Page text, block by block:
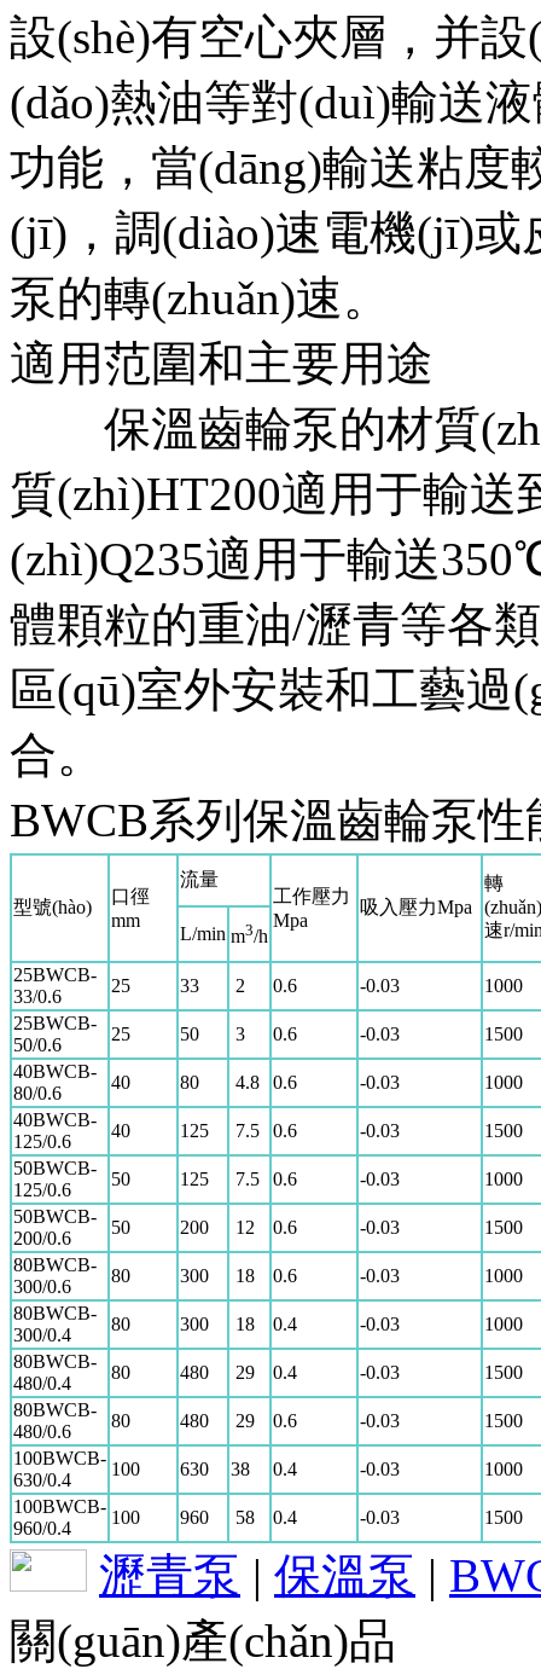
設(shè)有空心夾層，并
(dǎo)熱油等對(duì)輸送液
功能，當(dāng)輸送
(jī)，調(diào)速電機
泵的轉(zhuǎn)速。
適用范圍和主要用途
保溫齒輪泵的材質
質(zhì)HT200適用于輸送
(zhì)Q235適用于輸送
體顆粒的重油/瀝青等各
區(qū)室外安裝和工藝過
合。
BWCB系列保溫齒輪泵性
型號(hào)
口徑
mm
流量
工作壓力
Mpa
吸入壓力Mpa
轉
(zhuǎn)
速r/
L/min m3/h
25BWCB-
33/0.6
25 33 2 0.6 -0.03
1000
25BWCB-
50/0.6
25 50 3 0.6 -0.03
1500
40BWCB-
80/0.6
40 80 4.8 0.6 -0.03
1000
40BWCB-
125/0.6
40 125 7.5 0.6 -0.03
1500
50BWCB-
125/0.6
50 125 7.5 0.6 -0.03
1000
50BWCB-
200/0.6
50 200 12 0.6 -0.03
1500
80BWCB-
300/0.6
80 300 18 0.6 -0.03
1000
80BWCB-
300/0.4
80 300 18 0.4 -0.03
1000
80BWCB-
480/0.4
80 480 29 0.4 -0.03
1500
80BWCB-
480/0.6
80 480 29 0.6 -0.03
1500
100BWCB-
630/0.4
100 630 38 0.4 -0.03
1000
100BWCB-
960/0.4
100 960 58 0.4 -0.03 1500
瀝青泵 | 保溫泵 |
關(guān)產(chǎn)品